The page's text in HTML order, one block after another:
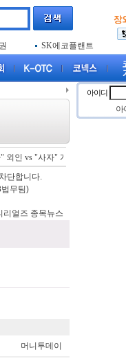
엑소코바이오
SK에코플랜트
엑소코바이오
SK에코플랜트
러지 플럼라인생명과
스카이랩스, "카트 비피 프로" 미
인 vs "사자" 개인·기관 공방…
단합니다.
무팀)
리얼즈 종목뉴스
머니투데이
아이디
아